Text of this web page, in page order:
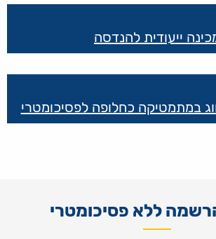
ייעודית להנדסה
במתמטיקה כחלופה לפסיכומטרי
ללא פסיכומטרי